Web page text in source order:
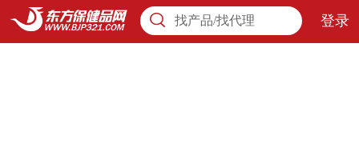
找产品/找代理 登录